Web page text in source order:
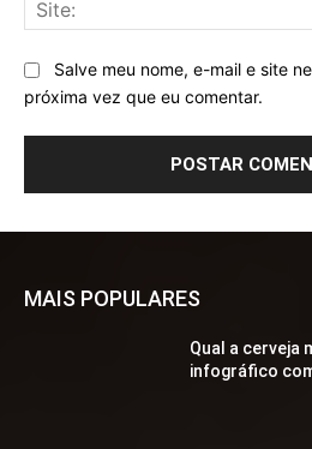
Salve meu nome, e-mail e site
próxima vez que eu comentar.
MAIS POPULARES
Qual a cerveja
infográfico